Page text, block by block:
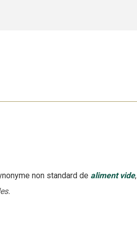
non standard de aliment vide,